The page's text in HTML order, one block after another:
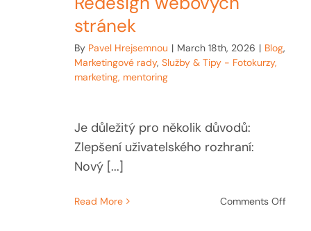
stránek
By Pavel Hrejsemnou | March 18th, 2026 | Blog,
Marketingové rady,Služby & Tipy - Fotokurzy,
marketing, mentoring
Je důležitý pro několik důvodů:
Zlepšení uživatelského rozhraní:
Nový [...]
Read More Comments Offon